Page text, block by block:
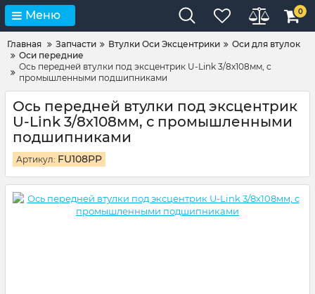
Меню 0
Главная Запчасти Втулки Оси Эксцентрики
Оси для втулок
Оси передние
Ось передней втулки под эксцентрик U-Link 3/8х108мм, с
промышленными подшипниками
Ось передней втулки под эксцентрик
U-Link 3/8х108мм, с промышленными
подшипниками
Артикул: FU108PP